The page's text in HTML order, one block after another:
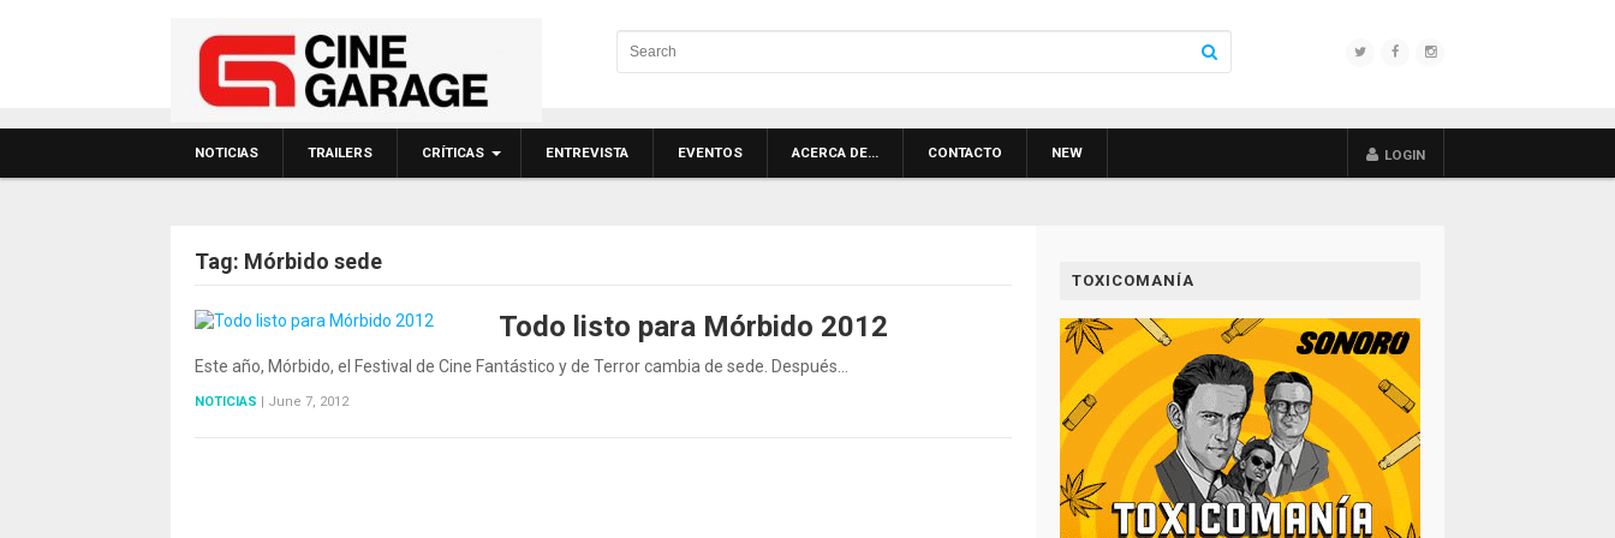
NOTICIAS TRAILERS CRÍTICAS ENTREVISTA EVENTOS ACERCA DE… CONTACTO NEW LOGIN
Tag: Mórbido sede
Todo listo para Mórbido 2012
Este año, Mórbido, el Festival de Cine Fantástico y de Terror cambia de sede. Después…
NOTICIAS | June 7, 2012
TOXICOMANÍA